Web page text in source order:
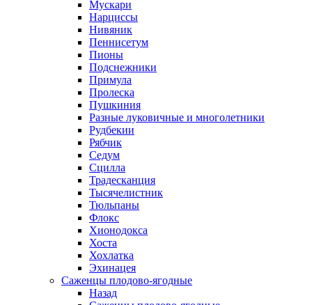
Мускари
Нарциссы
Нивяник
Пеннисетум
Пионы
Подснежники
Примула
Пролеска
Пушкиния
Разные луковичные и многолетники
Рудбекии
Рябчик
Седум
Сцилла
Традесканция
Тысячелистник
Тюльпаны
Флокс
Хионодокса
Хоста
Хохлатка
Эхинацея
Саженцы плодово-ягодные
Назад